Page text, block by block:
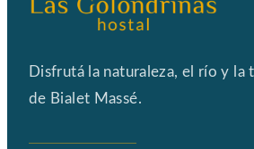
Disfrutá la naturaleza, el río y la
de Bialet Massé.